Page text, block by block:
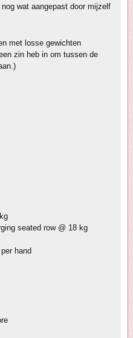
wat aangepast door mijzelf
met losse gewichten
zin heb in om tussen de
seated row @ 18 kg
hand